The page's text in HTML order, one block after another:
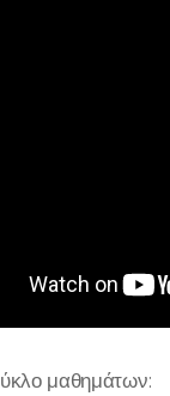
μαθημάτων: